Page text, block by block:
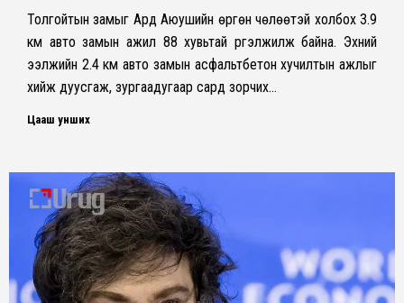
Толгойтын замыг Ард Аюушийн өргөн чөлөөтэй холбох 3.9
км авто замын ажил 88 хувьтай үргэлжилж байна. Эхний
ээлжийн 2.4 км авто замын асфальтбетон хучилтын ажлыг
хийж дуусгаж, зургаадугаар сард зорчих…
Цааш унших